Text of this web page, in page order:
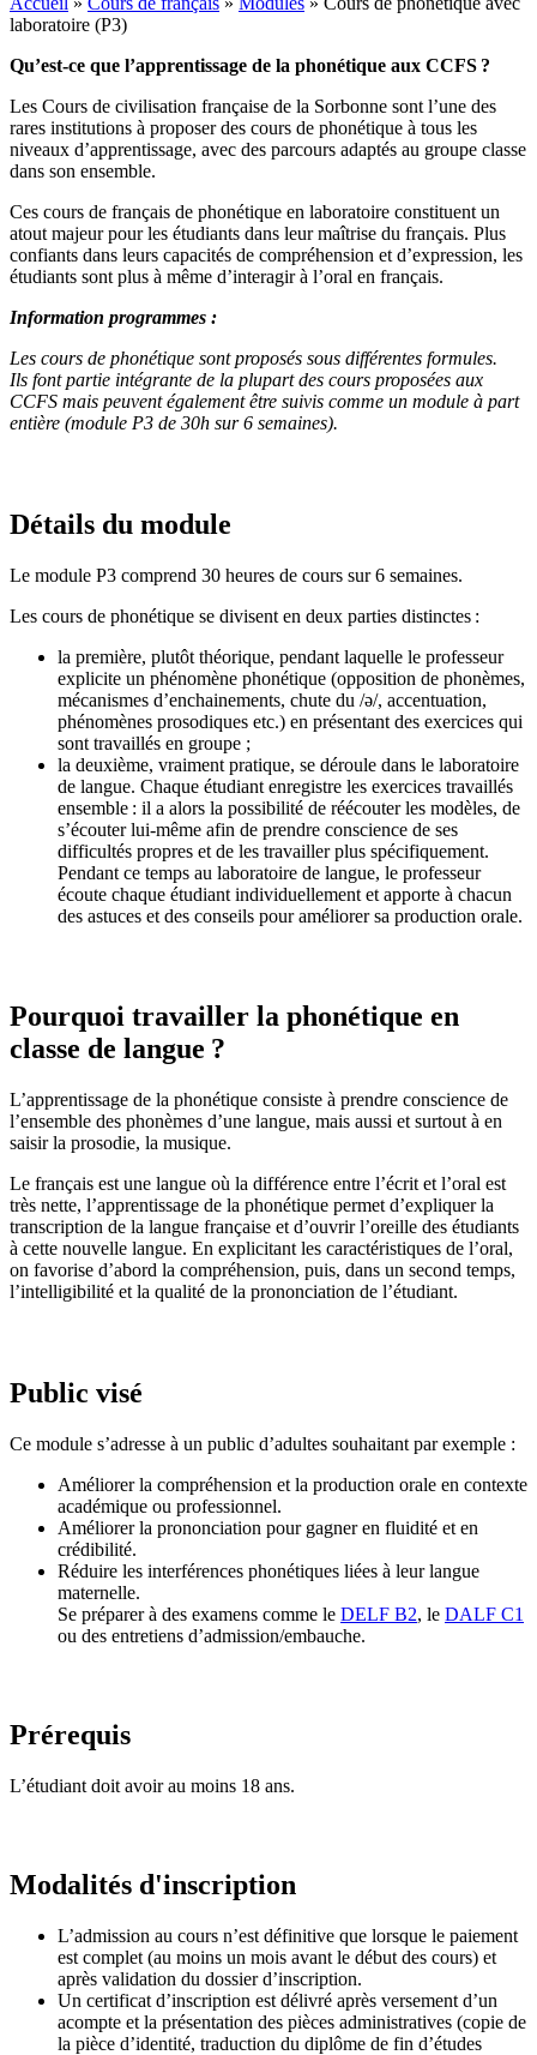
laboratoire (P3)
Qu’est-ce que l’apprentissage de la phonétique aux CCFS ?
Les Cours de civilisation française de la Sorbonne sont l’une des
rares institutions à proposer des cours de phonétique à tous les
niveaux d’apprentissage, avec des parcours adaptés au groupe classe
dans son ensemble.
Ces cours de français de phonétique en laboratoire constituent un
atout majeur pour les étudiants dans leur maîtrise du français. Plus
confiants dans leurs capacités de compréhension et d’expression, les
étudiants sont plus à même d’interagir à l’oral en français.
Information programmes :
Les cours de phonétique sont proposés sous différentes formules.
Ils font partie intégrante de la plupart des cours proposées aux
CCFS mais peuvent également être suivis comme un module à part
entière (module P3 de 30h sur 6 semaines).
Détails du module
Le module P3 comprend 30 heures de cours sur 6 semaines.
Les cours de phonétique se divisent en deux parties distinctes :
la première, plutôt théorique, pendant laquelle le professeur
explicite un phénomène phonétique (opposition de phonèmes,
mécanismes d’enchainements, chute du /ǝ/, accentuation,
phénomènes prosodiques etc.) en présentant des exercices qui
sont travaillés en groupe ;
la deuxième, vraiment pratique, se déroule dans le laboratoire
de langue. Chaque étudiant enregistre les exercices travaillés
ensemble : il a alors la possibilité de réécouter les modèles, de
s’écouter lui-même afin de prendre conscience de ses
difficultés propres et de les travailler plus spécifiquement.
Pendant ce temps au laboratoire de langue, le professeur
écoute chaque étudiant individuellement et apporte à chacun
des astuces et des conseils pour améliorer sa production orale.
Pourquoi travailler la phonétique en
classe de langue ?
L’apprentissage de la phonétique consiste à prendre conscience de
l’ensemble des phonèmes d’une langue, mais aussi et surtout à en
saisir la prosodie, la musique.
Le français est une langue où la différence entre l’écrit et l’oral est
très nette, l’apprentissage de la phonétique permet d’expliquer la
transcription de la langue française et d’ouvrir l’oreille des étudiants
à cette nouvelle langue. En explicitant les caractéristiques de l’oral,
on favorise d’abord la compréhension, puis, dans un second temps,
l’intelligibilité et la qualité de la prononciation de l’étudiant.
Public visé
Ce module s’adresse à un public d’adultes souhaitant par exemple :
Améliorer la compréhension et la production orale en contexte
académique ou professionnel.
Améliorer la prononciation pour gagner en fluidité et en
crédibilité.
Réduire les interférences phonétiques liées à leur langue
maternelle.
Se préparer à des examens comme le DELF B2, le DALF C1
ou des entretiens d’admission/embauche.
Prérequis
L’étudiant doit avoir au moins 18 ans.
Modalités d'inscription
L’admission au cours n’est définitive que lorsque le paiement
est complet (au moins un mois avant le début des cours) et
après validation du dossier d’inscription.
Un certificat d’inscription est délivré après versement d’un
acompte et la présentation des pièces administratives (copie de
la pièce d’identité, traduction du diplôme de fin d’études